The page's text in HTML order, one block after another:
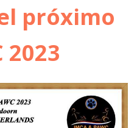
el próximo
2023